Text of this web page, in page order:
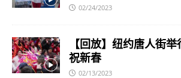
02/24/2023
【回放】纽约唐人街
祝新春
02/13/2023